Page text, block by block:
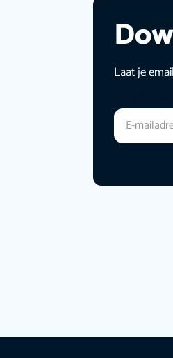
Laat je